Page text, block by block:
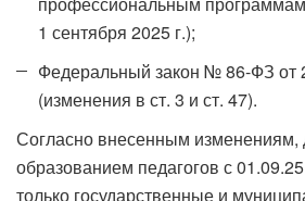
1 сентября 2025 г.);
Федеральный закон № 86-ФЗ от
(изменения в ст. 3 и ст. 47).
Согласно внесенным изменениям,
образованием педагогов с
только государственные и